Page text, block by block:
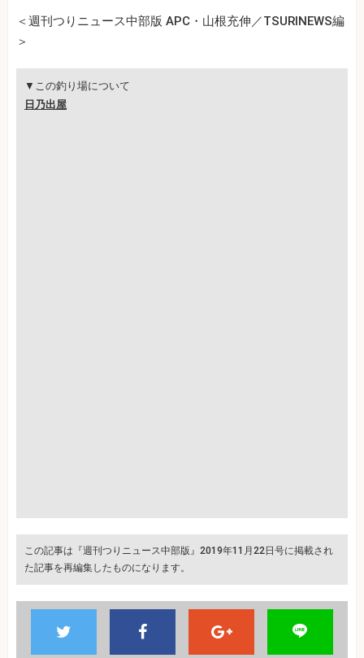
＜週刊つりニュース中部版 APC・山根充伸／TSURINEWS編
＞
▼この釣り場について
日乃出屋
この記事は『週刊つりニュース中部版』2019年11月22日号に掲載され
た記事を再編集したものになります。